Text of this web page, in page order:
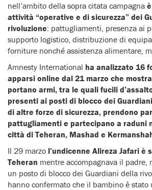
nell’ambito della sopra citata campagna
attività “operative e di sicurezza” dei
rivoluzione: pattugliamenti, presenza ai
supporto logistico, distribuzione di
forniture nonché assistenza alimentare,
Amnesty International ha analizzato 16
apparsi online dal 21 marzo che
portano armi, tra le quali fucili
presenti ai posti di blocco dei
di altre forze di sicurezza, prendono
pattugliamenti e partecipano a raduni
città di Teheran, Mashad e
Il 29 marzo l’undicenne Alireza Jafari è
Teheran mentre accompagnava il padre,
un posto di blocco dei Guardiani della
hanno confermato che il bambino è stato